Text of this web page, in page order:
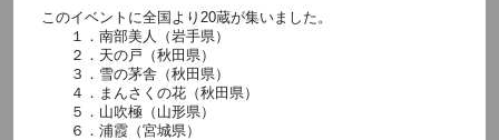
このイベントに全国より20蔵が集いました。
１．南部美人（岩手県）
２．天の戸（秋田県）
３．雪の茅舎（秋田県）
４．まんさくの花（秋田県）
５．山吹極（山形県）
６．浦霞（宮城県）